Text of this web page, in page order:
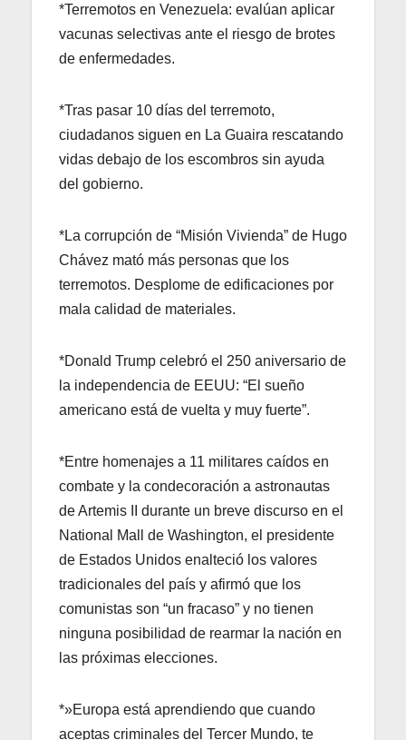
*Terremotos en Venezuela: evalúan aplicar
vacunas selectivas ante el riesgo de brotes
de enfermedades.
*Tras pasar 10 días del terremoto,
ciudadanos siguen en La Guaira rescatando
vidas debajo de los escombros sin ayuda
del gobierno.
*La corrupción de “Misión Vivienda” de Hugo
Chávez mató más personas que los
terremotos. Desplome de edificaciones por
mala calidad de materiales.
*Donald Trump celebró el 250 aniversario de
la independencia de EEUU: “El sueño
americano está de vuelta y muy fuerte”.
*Entre homenajes a 11 militares caídos en
combate y la condecoración a astronautas
de Artemis II durante un breve discurso en el
National Mall de Washington, el presidente
de Estados Unidos enalteció los valores
tradicionales del país y afirmó que los
comunistas son “un fracaso” y no tienen
ninguna posibilidad de rearmar la nación en
las próximas elecciones.
*»Europa está aprendiendo que cuando
aceptas criminales del Tercer Mundo, te